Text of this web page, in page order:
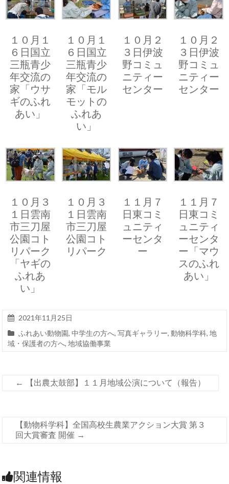
１０月１
６日国立
三瓶青少
年交流の
家「ウサ
ギのふれ
あい」
１０月１
６日国立
三瓶青少
年交流の
家「モル
モットの
ふれあ
い」
１０月２
３日伊波
野コミュ
ニティー
センター
１０月２
３日伊波
野コミュ
ニティー
センター
１０月３
１日雲南
市三刀屋
公園コト
リパーク
「ヤギの
ふれあ
い」
１０月３
１日雲南
市三刀屋
公園コト
リパーク
１１月７
日東コミ
ュニティ
ーセンタ
ー
１１月７
日東コミ
ュニティ
ーセンタ
ー「マウ
スのふれ
あい」
2021年11月25日
ふれあい動物園,中学生の方へ,写真ギャラリー,動物科学科,地
域・保護者の方へ,地域協働事業
← 【出農太鼓部】１１月地域公演について（報告）
【動物科学科】全国高校生農業アクション大賞 第３
回大賞審査 開催 →
関連情報